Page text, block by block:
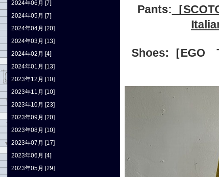
Pants: ［
Shoes: ［
2024年06月 [7]
2024年05月 [7]
2024年04月 [20]
2024年03月 [13]
2024年02月 [4]
2024年01月 [13]
2023年12月 [10]
2023年11月 [10]
2023年10月 [23]
2023年09月 [20]
2023年08月 [10]
2023年07月 [17]
2023年06月 [4]
2023年05月 [29]